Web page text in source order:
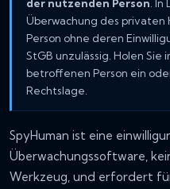
der nutzenden Person. In
Überwachung des privaten
Person ohne deren
StGB unzulässig. Holen
betroffenen Person ein
Rechtslage.
SpyHuman ist eine
Überwachungssoftware,
Werkzeug, und erfordert